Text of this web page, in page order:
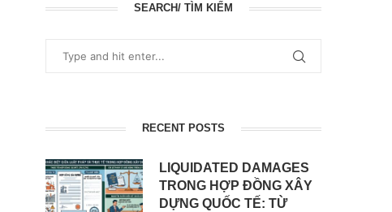
SEARCH/ TÌM KIẾM
RECENT POSTS
LIQUIDATED DAMAGES
TRONG HỢP ĐỒNG XÂY
DỰNG QUỐC TẾ: TỪ